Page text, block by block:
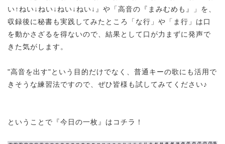
い↑ ねい↓ ねい↓ ねい↓ ねい↓ 』や「高音の『まみむめも』」を、
収録後に秘書も実践してみたところ「な行」や「ま行」は口
を動かさざるを得ないので、結果として口が力まずに発声で
きた気がします。
"高音を出す"という目的だけでなく、普通キーの歌にも活用で
きそうな練習法ですので、ぜひ皆様も試してみてください♪
ということで『今日の一枚』はコチラ！